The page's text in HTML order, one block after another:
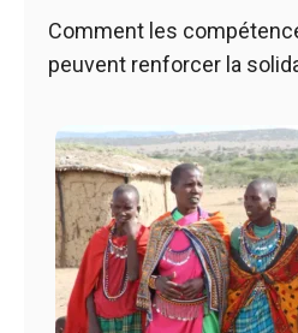
Comment les
peuvent renforcer la